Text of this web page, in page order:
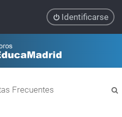
Identificarse
Frecuentes